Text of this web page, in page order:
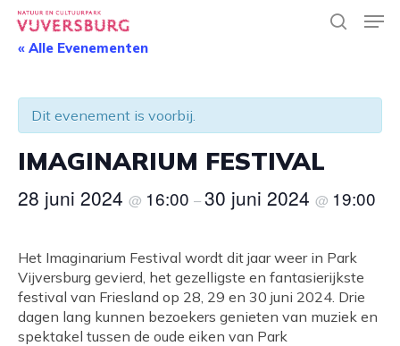
Skip
main« Alle Evenementen
Dit evenement is voorbij.
IMAGINARIUM FESTIVAL
28 juni 2024 @ 16:00 –30 juni 2024 @ 19:00
Het Imaginarium Festival wordt dit jaar weer in Park
Vijversburg gevierd, het gezelligste en fantasierijkste
festival van Friesland op 28, 29 en 30 juni 2024. Drie
dagen lang kunnen bezoekers genieten van muziek en
spektakel tussen de oude eiken van Park